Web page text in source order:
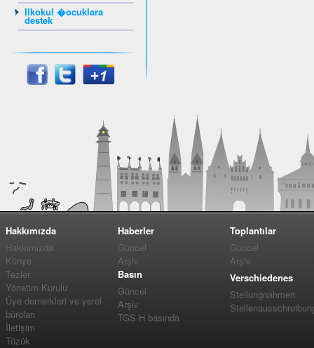
Ilkokul �ocuklara
destek
Hakkımızda
Hakkımızda
Künye
Tezler
Yönetim Kurulu
Üye dernerkleri ve yerel
büroları
İletişim
Tüzük
Haberler
Güncel
Arşiv
Basın
Güncel
Arşiv
TGS-H basında
Toplantılar
Güncel
Arşiv
Verschiedenes
Stellungnahmen